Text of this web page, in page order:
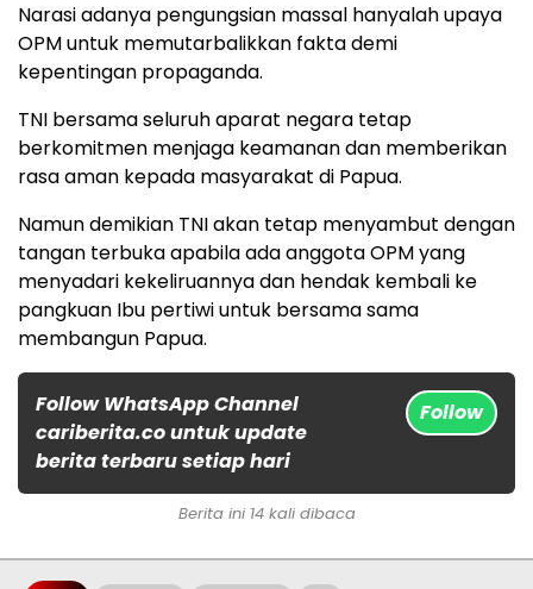
Narasi adanya pengungsian massal hanyalah upaya
OPM untuk memutarbalikkan fakta demi
kepentingan propaganda.
TNI bersama seluruh aparat negara tetap
berkomitmen menjaga keamanan dan memberikan
rasa aman kepada masyarakat di Papua.
Namun demikian TNI akan tetap menyambut dengan
tangan terbuka apabila ada anggota OPM yang
menyadari kekeliruannya dan hendak kembali ke
pangkuan Ibu pertiwi untuk bersama sama
membangun Papua.
Follow WhatsApp Channel
cariberita.co untuk update
berita terbaru setiap hari
Follow
Berita ini 14 kali dibaca